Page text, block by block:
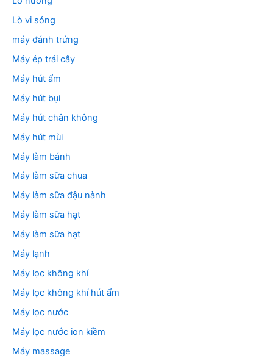
Lò vi sóng
máy đánh trứng
Máy ép trái cây
Máy hút ẩm
Máy hút bụi
Máy hút chân không
Máy hút mùi
Máy làm bánh
Máy làm sữa chua
Máy làm sữa đậu nành
Máy làm sữa hạt
Máy làm sữa hạt
Máy lạnh
Máy lọc không khí
Máy lọc không khí hút ẩm
Máy lọc nước
Máy lọc nước ion kiềm
Máy massage